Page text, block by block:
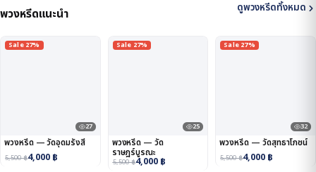
พวงหรีดแนะนำ ดูพวงหรีดทั้งหมด
Sale 27%
27
พวงหรีด — วัดอุดมรังสี
5,500฿4,000 ฿
Sale 27%
25
พวงหรีด — วัด
ราษฎร์บูรณะ
5,500฿4,000 ฿
Sale 27%
32
พวงหรีด — วัดสุทธาโภชน์
5,500฿4,000 ฿